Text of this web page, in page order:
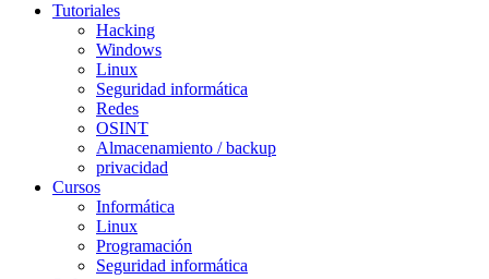
Tutoriales
Hacking
Windows
Linux
Seguridad informática
Redes
OSINT
Almacenamiento / backup
privacidad
Cursos
Informática
Linux
Programación
Seguridad informática